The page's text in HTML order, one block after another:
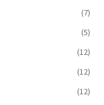
(7)
(5)
(12)
(12)
(12)